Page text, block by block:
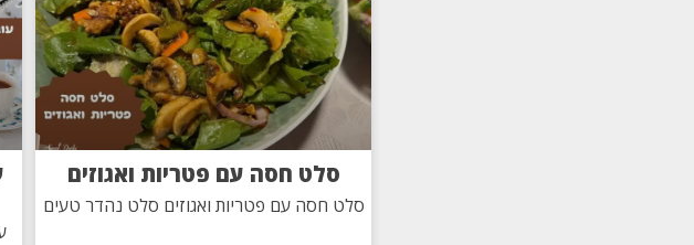
סלט חסה עם פטריות ואגוזים
סלט חסה עם פטריות ואגוזים סלט נהדר טעים